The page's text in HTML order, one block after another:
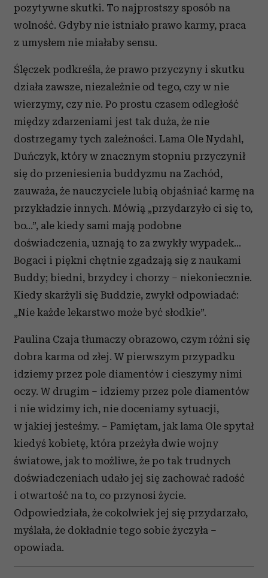
pozytywne skutki. To najprostszy sposób na
wolność. Gdyby nie istniało prawo karmy, praca
z umysłem nie miałaby sensu.
Ślęczek podkreśla, że prawo przyczyny i skutku
działa zawsze, niezależnie od tego, czy w nie
wierzymy, czy nie. Po prostu czasem odległość
między zdarzeniami jest tak duża, że nie
dostrzegamy tych zależności. Lama Ole Nydahl,
Duńczyk, który w znacznym stopniu przyczynił
się do przeniesienia buddyzmu na Zachód,
zauważa, że nauczyciele lubią objaśniać karmę na
przykładzie innych. Mówią „przydarzyło ci się to,
bo...”, ale kiedy sami mają podobne
doświadczenia, uznają to za zwykły wypadek...
Bogaci i piękni chętnie zgadzają się z naukami
Buddy; biedni, brzydcy i chorzy – niekoniecznie.
Kiedy skarżyli się Buddzie, zwykł odpowiadać:
„Nie każde lekarstwo może być słodkie”.
Paulina Czaja tłumaczy obrazowo, czym różni się
dobra karma od złej. W pierwszym przypadku
idziemy przez pole diamentów i cieszymy nimi
oczy. W drugim – idziemy przez pole diamentów
i nie widzimy ich, nie doceniamy sytuacji,
w jakiej jesteśmy. – Pamiętam, jak lama Ole spytał
kiedyś kobietę, która przeżyła dwie wojny
światowe, jak to możliwe, że po tak trudnych
doświadczeniach udało jej się zachować radość
i otwartość na to, co przynosi życie.
Odpowiedziała, że cokolwiek jej się przydarzało,
myślała, że dokładnie tego sobie życzyła –
opowiada.